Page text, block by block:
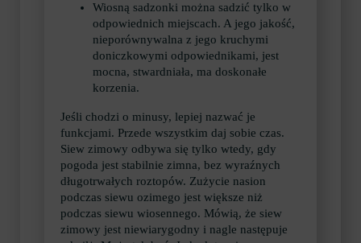
Wiosną sadzonki można sadzić tylko w
odpowiednich miejscach. A jego jakość,
nieporównywalna z jego kruchymi
doniczkowymi odpowiednikami, jest
mocna, stwardniała, ma doskonałe
korzenia.
Jeśli chodzi o minusy, lepiej nazwać je
funkcjami. Przede wszystkim daj sobie czas.
Siew zimowy odbywa się tylko wtedy, gdy
pogoda jest stabilnie zimna, bez wyraźnych
długotrwałych roztopów. Zużycie nasion
podczas siewu ozimego jest większe niż
podczas siewu wiosennego. Mówią, że siew
zimowy jest niewiarygodny i nagle następuje